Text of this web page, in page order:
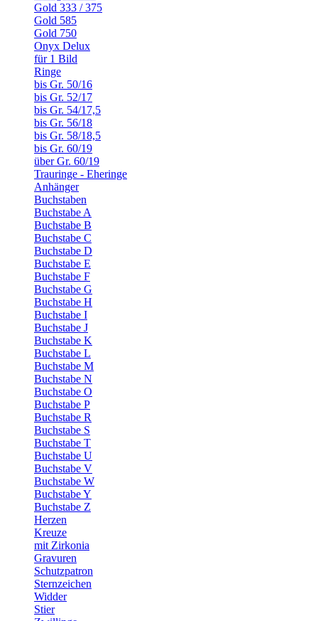
Gold 333 / 375
Gold 585
Gold 750
Onyx Delux
für 1 Bild
Ringe
bis Gr. 50/16
bis Gr. 52/17
bis Gr. 54/17,5
bis Gr. 56/18
bis Gr. 58/18,5
bis Gr. 60/19
über Gr. 60/19
Trauringe - Eheringe
Anhänger
Buchstaben
Buchstabe A
Buchstabe B
Buchstabe C
Buchstabe D
Buchstabe E
Buchstabe F
Buchstabe G
Buchstabe H
Buchstabe I
Buchstabe J
Buchstabe K
Buchstabe L
Buchstabe M
Buchstabe N
Buchstabe O
Buchstabe P
Buchstabe R
Buchstabe S
Buchstabe T
Buchstabe U
Buchstabe V
Buchstabe W
Buchstabe Y
Buchstabe Z
Herzen
Kreuze
mit Zirkonia
Gravuren
Schutzpatron
Sternzeichen
Widder
Stier